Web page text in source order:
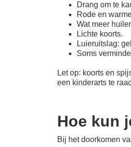
Drang om te
Rode en
Wat meer
Lichte koorts.
Luieruitslag:
Soms
Let op: koorts en
een kinderarts te
Hoe kun
Bij het doorkomen